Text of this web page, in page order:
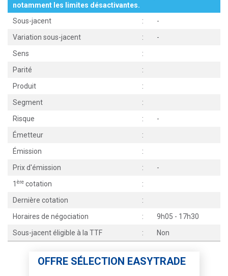
notamment les limites désactivantes.
Sous-jacent
:
-
Variation sous-jacent
:
-
Sens
:
Parité
:
Produit
:
Segment
:
Risque
:
-
Émetteur
:
Émission
:
Prix d'émission
:
-
1 ère cotation
:
Dernière cotation
:
Horaires de négociation
:
9h05 - 17h30
Sous-jacent éligible à la TTF
: Non
OFFRE SÉLECTION EASYTRADE